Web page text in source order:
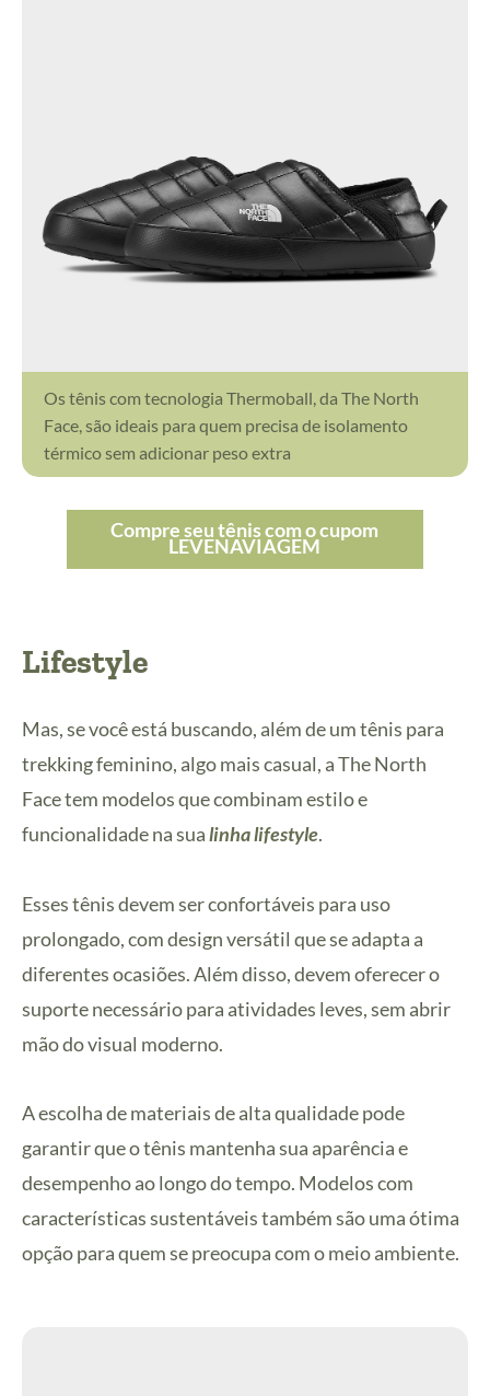
Os tênis com tecnologia Thermoball, da The North
Face, são ideais para quem precisa de isolamento
térmico sem adicionar peso extra
Compre seu tênis com o cupom
LEVENAVIAGEM
Lifestyle
Mas, se você está buscando, além de um tênis para
trekking feminino, algo mais casual, a The North
Face tem modelos que combinam estilo e
funcionalidade na sualinha lifestyle.
Esses tênis devem ser confortáveis para uso
prolongado, com design versátil que se adapta a
diferentes ocasiões. Além disso, devem oferecer o
suporte necessário para atividades leves, sem abrir
mão do visual moderno.
A escolha de materiais de alta qualidade pode
garantir que o tênis mantenha sua aparência e
desempenho ao longo do tempo. Modelos com
características sustentáveis também são uma ótima
opção para quem se preocupa com o meio ambiente.